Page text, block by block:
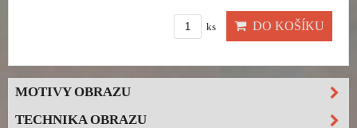
ks DO KOŠÍKU
MOTIVY OBRAZU
TECHNIKA OBRAZU